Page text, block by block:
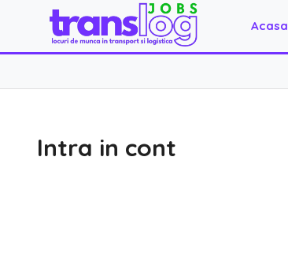
Acasa
Intra in cont